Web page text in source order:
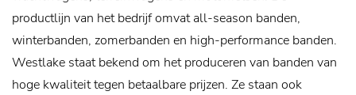
productlijn van het bedrijf omvat all-season banden,
winterbanden, zomerbanden en high-performance banden.
Westlake staat bekend om het produceren van banden van
hoge kwaliteit tegen betaalbare prijzen. Ze staan ​​ook